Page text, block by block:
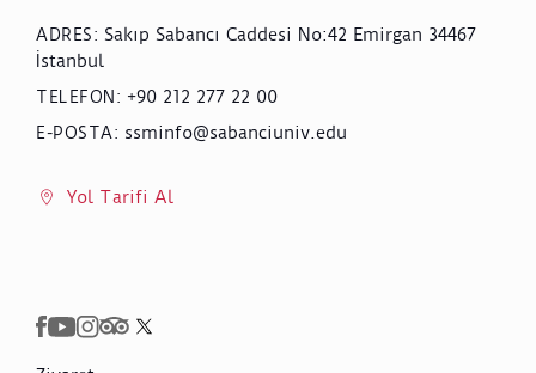
ADRES: Sakıp Sabancı Caddesi No:42 Emirgan 34467
İstanbul
TELEFON : +90 212 277 22 00
E-POSTA: ssminfo@sabanciuniv.edu
Yol Tarifi Al